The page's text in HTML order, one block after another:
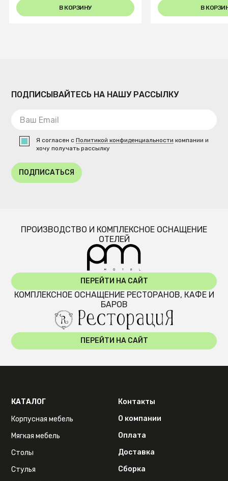
В КОРЗИНУ В
ПОДПИСЫВАЙТЕСЬ НА НАШУ РАССЫЛКУ
Я согласен сПолитикой конфиденциальности компании и
хочу получать рассылку
ПОДПИСАТЬСЯ
ПРОИЗВОДСТВО И КОМПЛЕКСНОЕ ОСНАЩЕНИЕ
ОТЕЛЕЙ
ПЕРЕЙТИ НА САЙТ
КОМПЛЕКСНОЕ ОСНАЩЕНИЕ РЕСТОРАНОВ, КАФЕ И
БАРОВ
ПЕРЕЙТИ НА САЙТ
КАТАЛОГ
Корпусная мебель
Мягкая мебель
Столы
Стулья
Контакты
О компании
Оплата
Доставка
Сборка